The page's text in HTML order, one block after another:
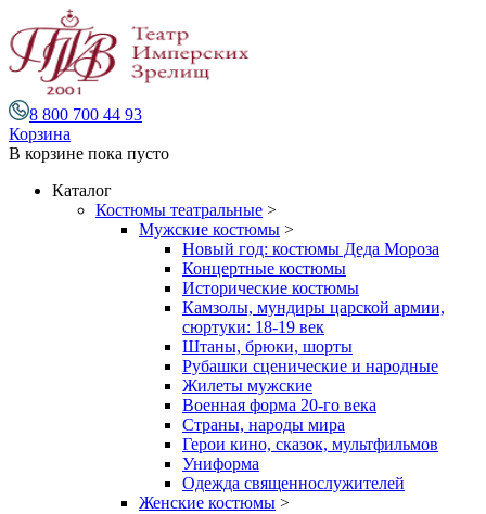
8 800 700 44 93
Корзина
В корзине пока пусто
Каталог
Костюмы театральные >
Мужские костюмы >
Новый год: костюмы Деда Мороза
Концертные костюмы
Исторические костюмы
Камзолы, мундиры царской армии,
сюртуки: 18-19 век
Штаны, брюки, шорты
Рубашки сценические и народные
Жилеты мужские
Военная форма 20-го века
Страны, народы мира
Герои кино, сказок, мультфильмов
Униформа
Одежда священнослужителей
Женские костюмы >